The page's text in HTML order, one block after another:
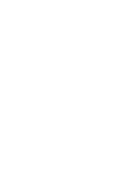
清 Flexline 貸
保證金相關事
果。